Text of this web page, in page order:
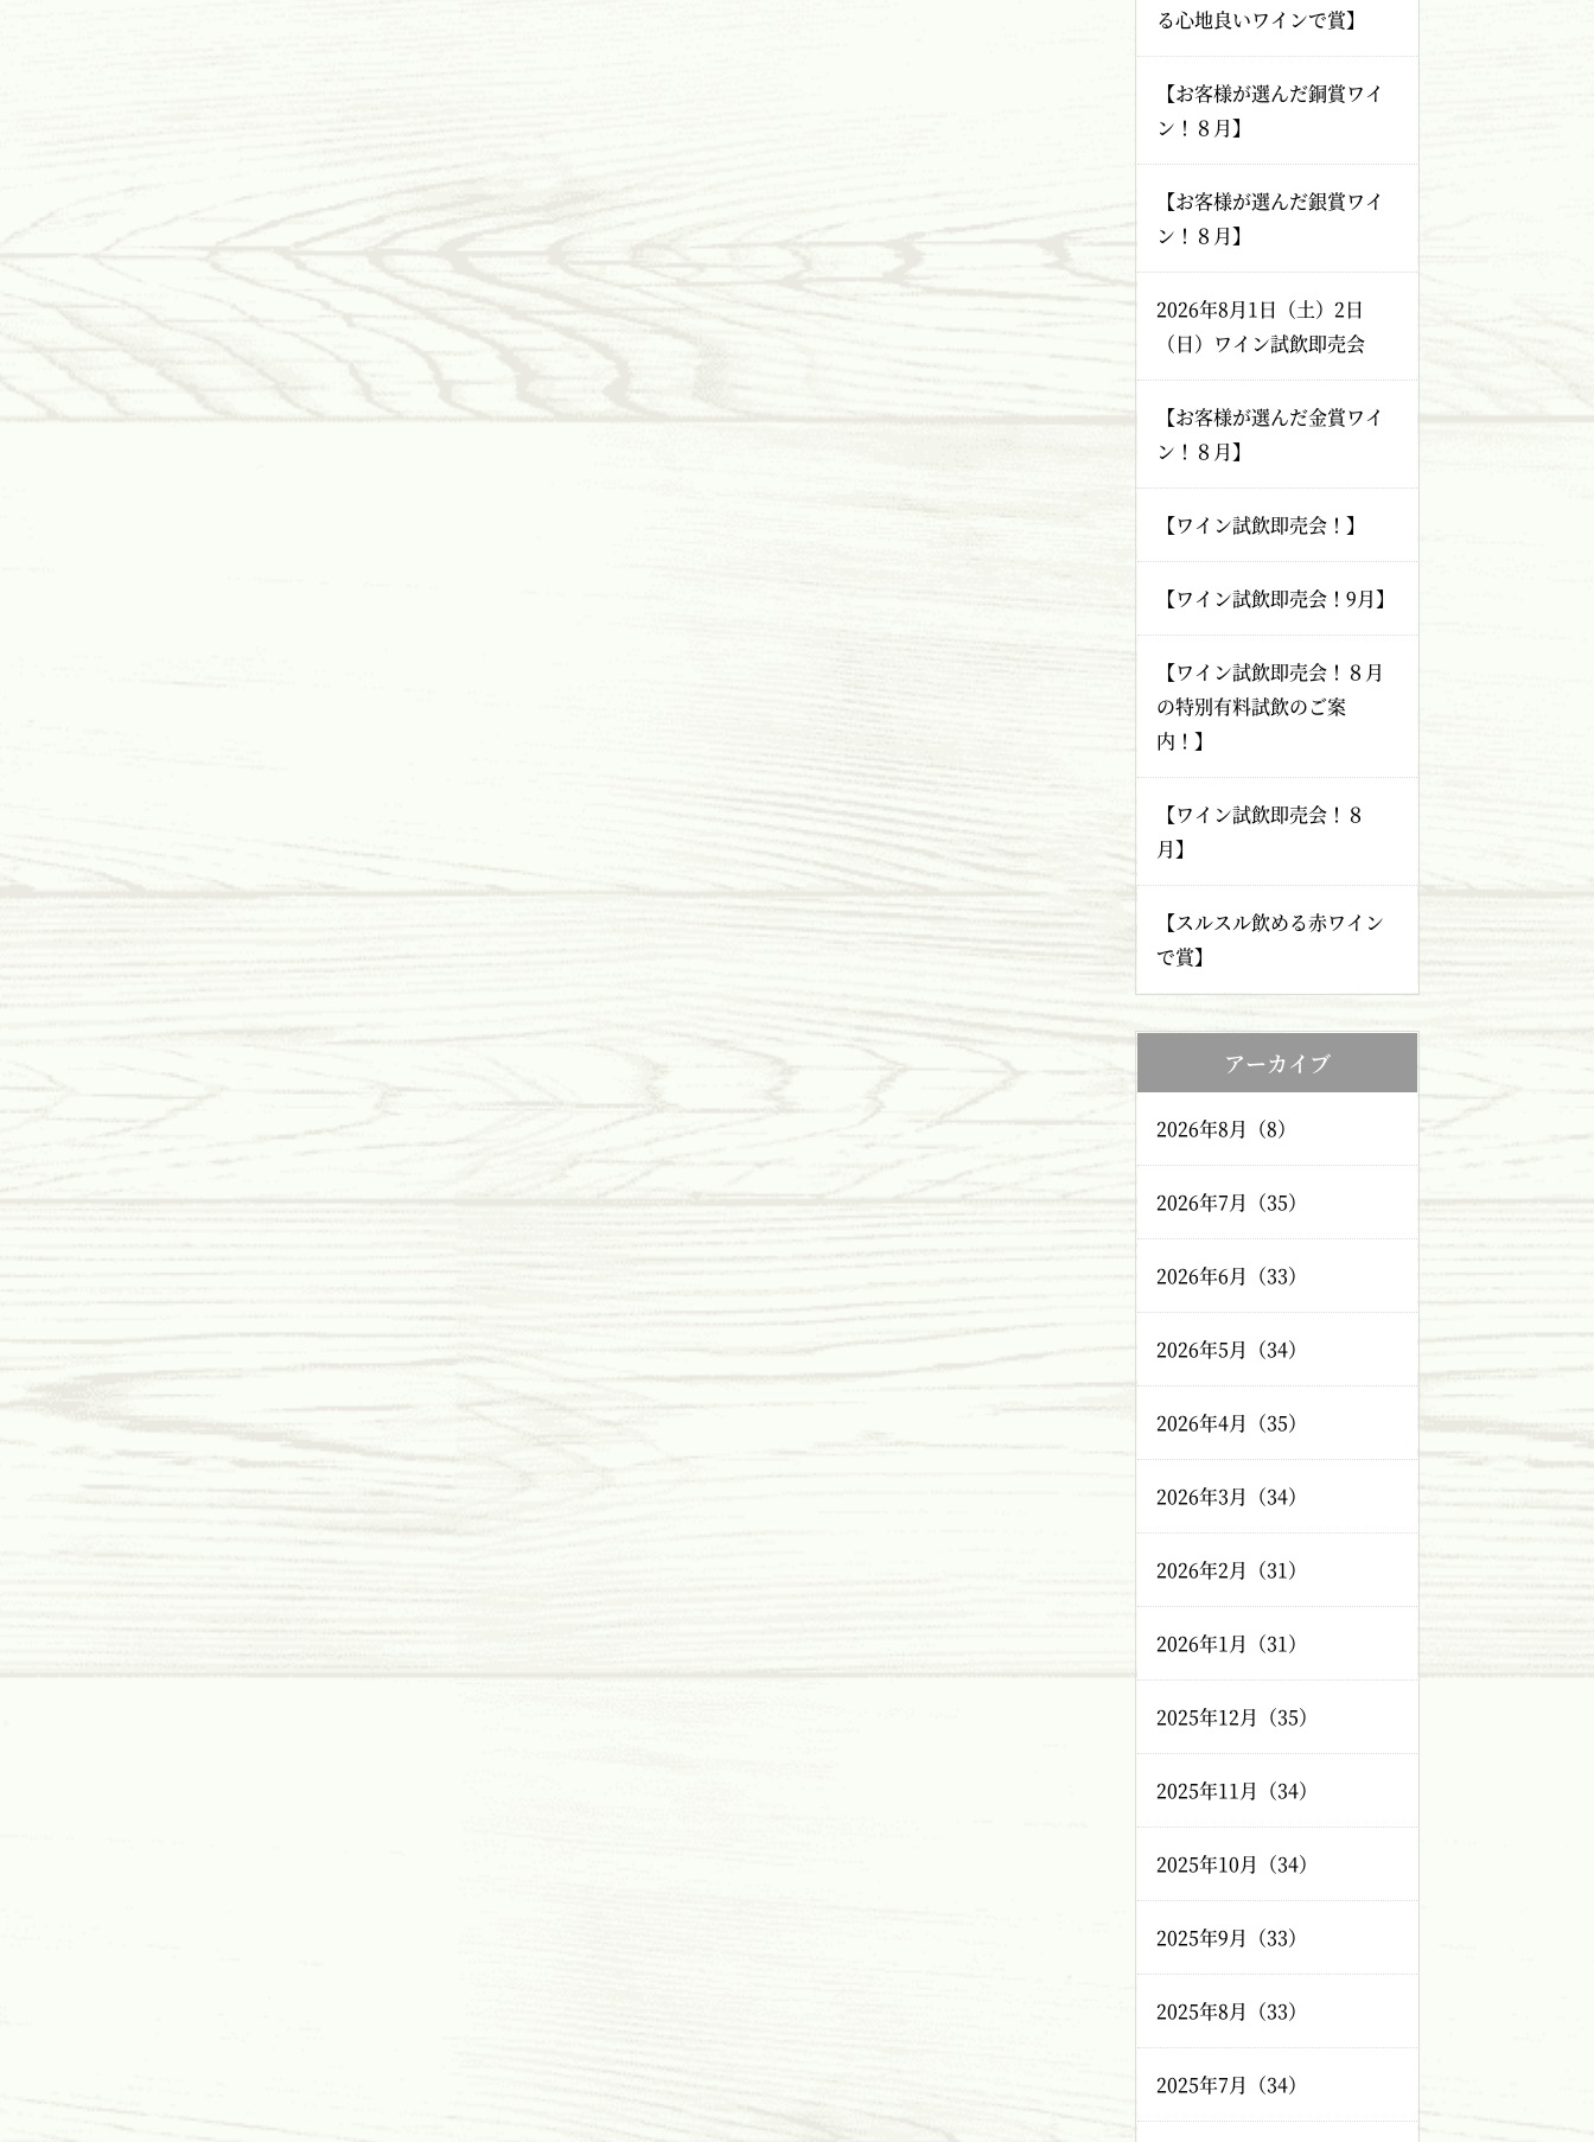
る心地良いワインで賞】
【お客様が選んだ銅賞ワイ
ン！８月】
【お客様が選んだ銀賞ワイ
ン！８月】
2026年8月1日（土）2日
（日）ワイン試飲即売会
【お客様が選んだ金賞ワイ
ン！８月】
【ワイン試飲即売会！】
【ワイン試飲即売会！9月】
【ワイン試飲即売会！８月
の特別有料試飲のご案
内！】
【ワイン試飲即売会！８
月】
【スルスル飲める赤ワイン
で賞】
アーカイブ
2026年8月（8）
2026年7月（35）
2026年6月（33）
2026年5月（34）
2026年4月（35）
2026年3月（34）
2026年2月（31）
2026年1月（31）
2025年12月（35）
2025年11月（34）
2025年10月（34）
2025年9月（33）
2025年8月（33）
2025年7月（34）